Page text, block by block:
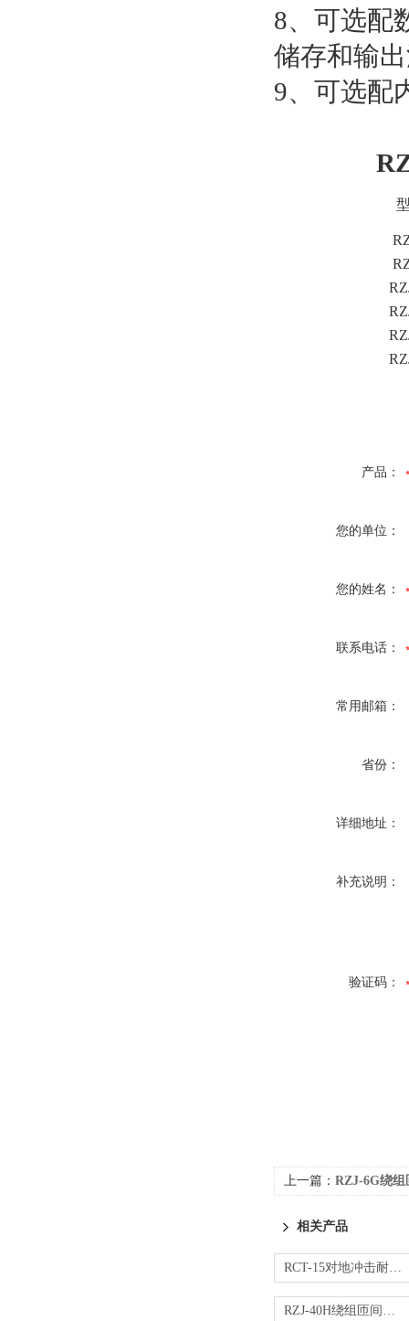
8、可选配
储存和输
9、可选配
产品：
您的单位：
您的姓名：
联系电话：
常用邮箱：
省份：
详细地址：
补充说明：
验证码：
上一篇： RZJ-6G绕组
相关产品
RCT-15对地冲击耐电压试验仪
RZJ-40H绕组匝间冲击耐电压试验仪